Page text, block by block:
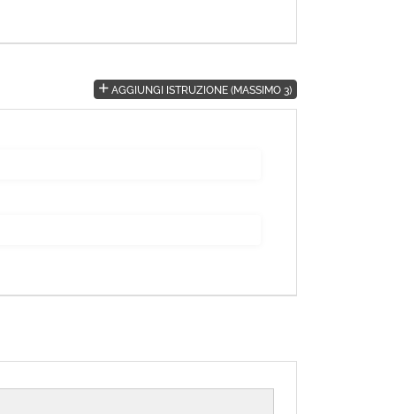
AGGIUNGI ISTRUZIONE (MASSIMO 3)